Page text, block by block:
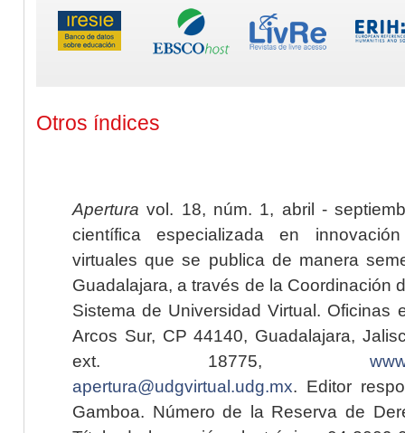
Otros índices
Apertura vol. 18, núm. 1, abril -
científica especializada en
virtuales que se publica de manera
Guadalajara, a través de la Coordinación
Sistema de Universidad Virtual. Oficinas
Arcos Sur, CP 44140, Guadalajara,
ext. 18775,
apertura@udgvirtual.udg.mx. Editor
Gamboa. Número de la Reserva de